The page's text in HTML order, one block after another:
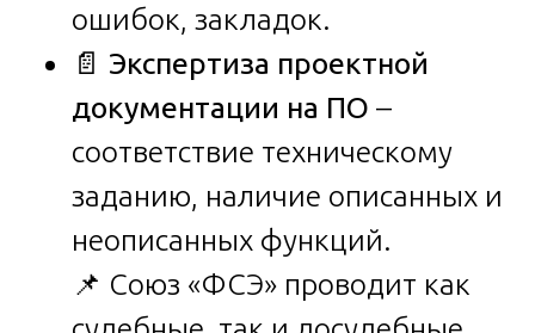
ошибок, закладок.
📄 Экспертиза проектной
документации на ПО –
соответствие техническому
заданию, наличие описанных и
неописанных функций.
📌 Союз «ФСЭ» проводит как